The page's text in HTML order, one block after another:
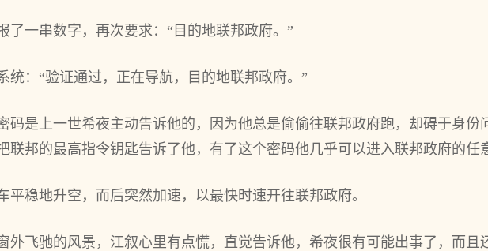
了一串数字，再次要求：“目的地联邦政府。”
统：“验证通过，正在导航，目的地联邦政府。”
码是上一世希夜主动告诉他的，因为他总是偷偷往联邦政府跑，却碍于身份
联邦的最高指令钥匙告诉了他，有了这个密码他几乎可以进入联邦政府的任
平稳地升空，而后突然加速，以最快时速开往联邦政府。
外飞驰的风景，江叙心里有点慌，直觉告诉他，希夜很有可能出事了，而且